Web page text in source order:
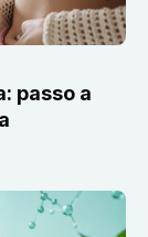
passo a